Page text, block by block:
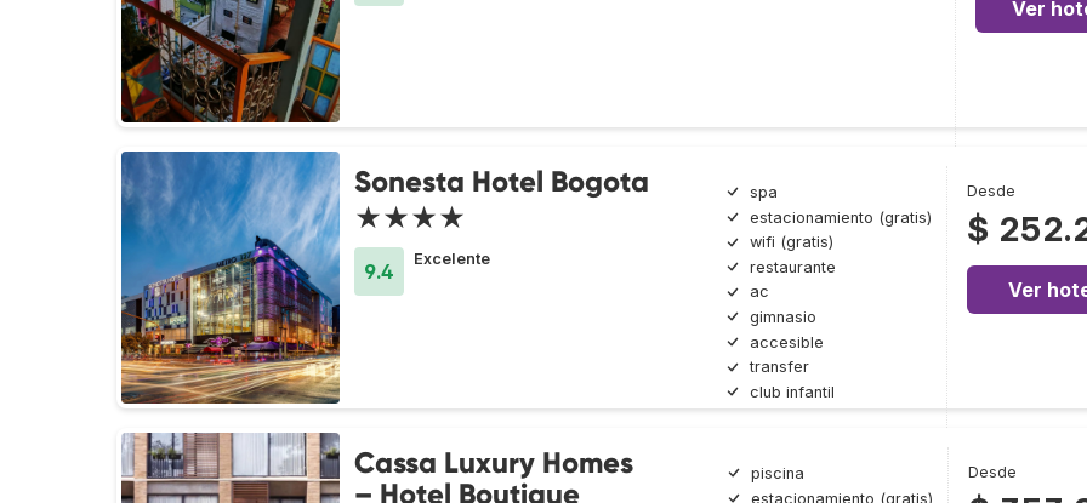
Ver
Sonesta Hotel Bogota
★★★★
9.4
Excelente
spa
estacionamiento (gratis)
wifi (gratis)
restaurante
ac
gimnasio
accesible
transfer
club infantil
Desde
$
Ver
Cassa Luxury Homes
– Hotel Boutique
piscina
estacionamiento (gratis)
Desde